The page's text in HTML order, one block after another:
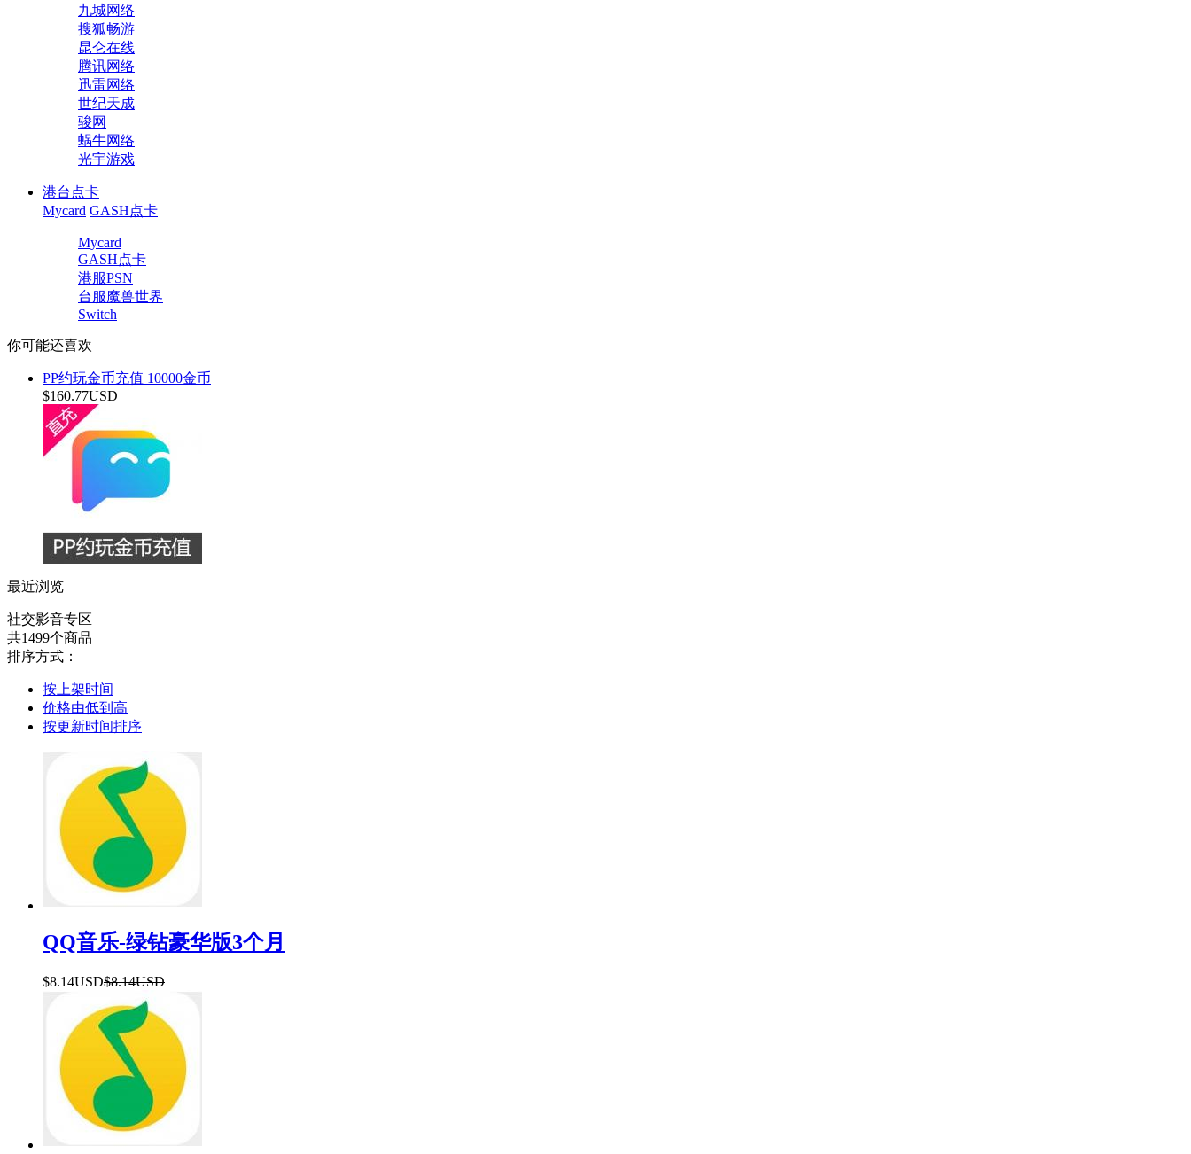
九城网络
搜狐畅游
昆仑在线
腾讯网络
迅雷网络
世纪天成
骏网
蜗牛网络
光宇游戏
港台点卡
Mycard GASH点卡
Mycard
GASH点卡
港服PSN
台服魔兽世界
Switch
你可能还喜欢
PP约玩金币充值 10000金币
$160.77USD
最近浏览
社交影音专区
共1499个商品
排序方式：
按上架时间
价格由低到高
按更新时间排序
QQ音乐-绿钻豪华版3个月
$8.14USD$8.14USD